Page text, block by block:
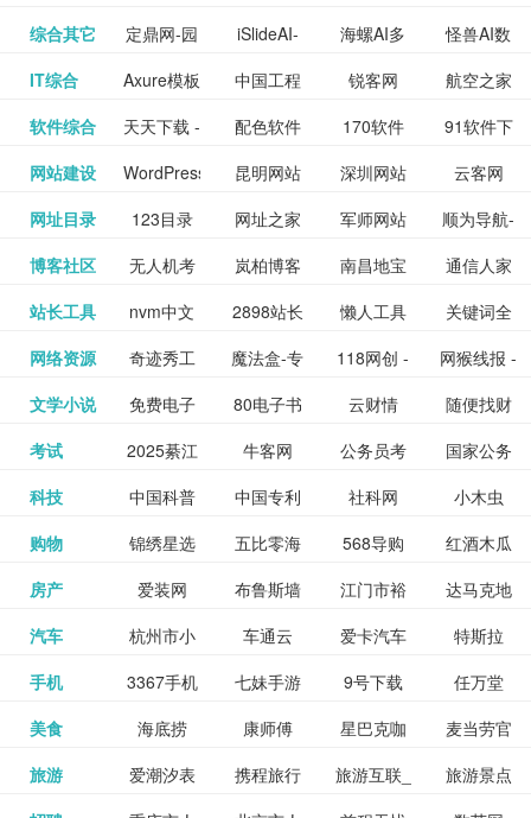
全 频
包括上映
影片的影
讯查询及
购票服
务。你可
和看过的
电影电视
剧，顺便
打分、写
_www.sanmao.com.cn_
素材免费
图库
nas论
坛|nas1.cn|nas1|nas
流社区
文写作-AI
毕业设计-
PPT模板
生成
作 - 国内
领先的AI
图片、文
案创作平
讯飞星火-
懂我的AI
助手
更多>>
综合其它 定鼎网-园
林景观建
筑室内设
iSlideAI-
一键生成
PPT模板
海螺AI多
模态大语
言模型
怪兽AI数
字人
九章开物 更多>>
IT综合 Axure模板
网
中国工程
科技知识
中心
锐客网
航空之家
牛品汇
更多>>
软件综合 天天下载 -
绿色精品
软件应用
配色软件
园
170软件
下载站
91软件下
载
yx12345
下载站
更多>>
网站建设 WordPress
主题模板
下载_爱主
昆明网站
建设
深圳网站
建设
云客网
SEO众包
服务平台
深圳网站
建设
更多>>
网址目录 123目录
网
网址之家 军师网站
目录网址
大全
顺为导航-
办公运营
工具导航
易推分类
目录网
更多>>
博客社区 无人机考
证资讯网
岚柏博客 南昌地宝
网_南昌论
坛
通信人家
园
精易论坛 更多>>
站长工具 nvm中文
网
2898站长
资源平台
懒人工具 关键词全
网指数查
询
SEO工具
- 站长之家
更多>>
网络资源 奇迹秀工
具箱-设计
师必备设
辅助神器
魔法盒-专
业的游戏
动画特效
118网创 -
创业项目
资源分享
网猴线报 -
一个简单
且纯粹的
网站
线报酷 -
专注线报
活动
更多>>
文学小说 免费电子
书下载
网,txt小说
完结txt小
说-书本网
80电子书
_八零电子
书_80txt_
云财情 随便找财
经网
钱如故 更多>>
考试 2025綦江
区中考志
愿填报系
牛客网 公务员考
试-中公教
育网
国家公务
员局
公务员考
试信息网
更多>>
科技 中国科普
博览
中国专利
信息网
社科网
小木虫
中国科学
院
更多>>
购物 锦绣星选
海淘
五比零海
淘网
568导购
网
红酒木瓜
靓汤官网
淘宝 更多>>
房产 爱装网 布鲁斯墙
纸
江门市裕
华墙纸
达马克地
产
格莱美墙
纸
更多>>
汽车 杭州市小
客车总量
调控管理
车通云 爱卡汽车
导购
特斯拉
百度有驾
网
更多>>
手机 3367手机
游戏
七妹手游 9号下载
任万堂
游戏邦
更多>>
美食 海底捞 康师傅 星巴克咖
啡
麦当劳官
网
心食谱网 更多>>
旅游 爱潮汐表 携程旅行 旅游互联_ 旅游景点